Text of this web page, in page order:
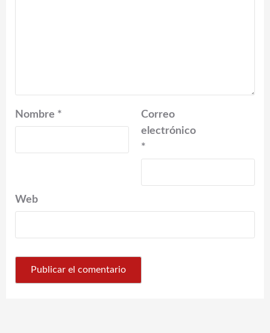
Nombre *
Correo
electrónico
*
Web